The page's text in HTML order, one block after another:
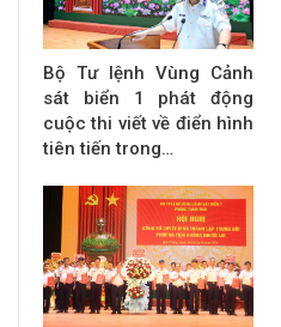
Bộ Tư lệnh Vùng Cảnh
sát biển 1 phát động
cuộc thi viết về điển hình
tiên tiến trong…